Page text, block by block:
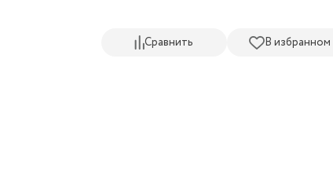
Сравнить В избранном